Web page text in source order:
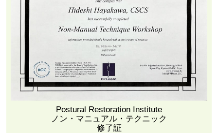
Postural Restoration Institute
ノン・マニュアル・テクニック
修了証